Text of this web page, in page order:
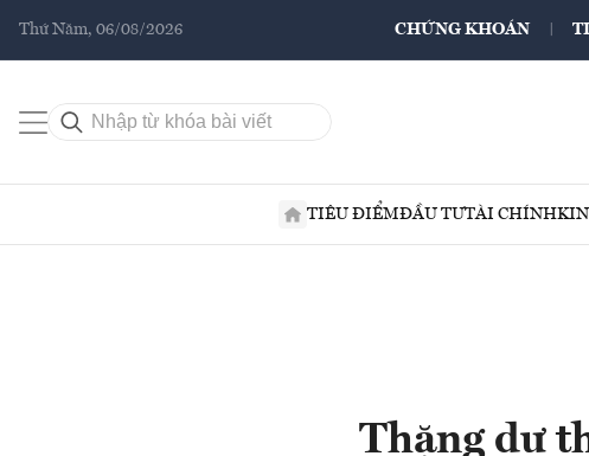
Thứ Năm, 06/08/2026 CHỨNG KHOÁN
TIÊU ĐIỂMĐẦU TƯTÀI CHÍNH
Thặng dư